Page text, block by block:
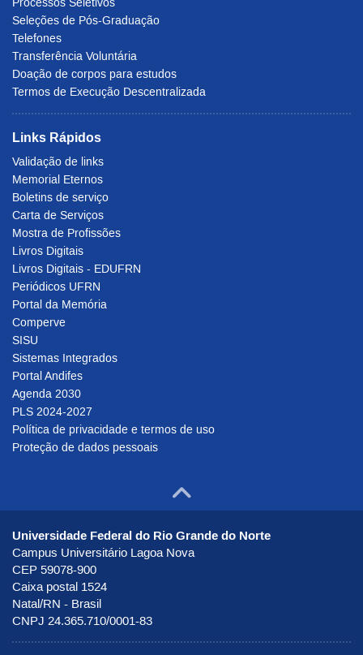
Processos Seletivos
Seleções de Pós-Graduação
Telefones
Transferência Voluntária
Doação de corpos para estudos
Termos de Execução Descentralizada
Links Rápidos
Validação de links
Memorial Eternos
Boletins de serviço
Carta de Serviços
Mostra de Profissões
Livros Digitais
Livros Digitais - EDUFRN
Periódicos UFRN
Portal da Memória
Comperve
SISU
Sistemas Integrados
Portal Andifes
Agenda 2030
PLS 2024-2027
Política de privacidade e termos de uso
Proteção de dados pessoais
Ir para o
Universidade Federal do Rio Grande do Norte
Campus Universitário Lagoa Nova
CEP 59078-900
Caixa postal 1524
Natal/RN - Brasil
CNPJ 24.365.710/0001-83